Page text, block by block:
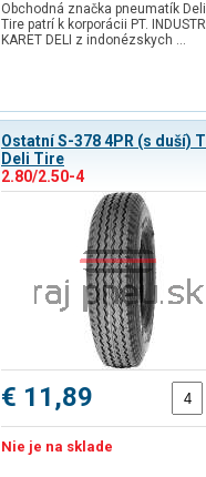
Obchodná značka pneumatík Deli
Tire patrí k korporácii PT.
KARET DELI z indonézskych …
Ostatní S-378 4PR (s duší)
Deli Tire
2.80/2.50-4
€ 11,89
Nie je na sklade